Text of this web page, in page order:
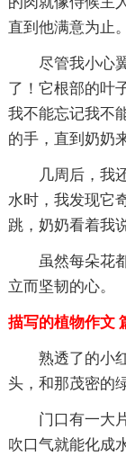
直到他满意为止。
尽管我小心
了！它根部的叶
我不能忘记我不
的手，直到奶奶
几周后，我
水时，我发现它
跳，奶奶看着我
虽然每朵花
立而坚韧的心。
描写的植物作文
熟透了的小
头，和那茂密的
门口有一大
吹口气就能化成水